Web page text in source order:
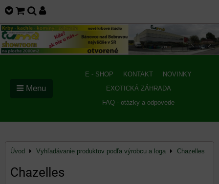
E - SHOP KONTAKT
NOVINKY
EXOTICKÁ ZÁHRADA
FAQ - otázky a odpovede
Menu
Úvod Vyhľadávanie produktov podľa výrobcu a loga Chazelles
Chazelles